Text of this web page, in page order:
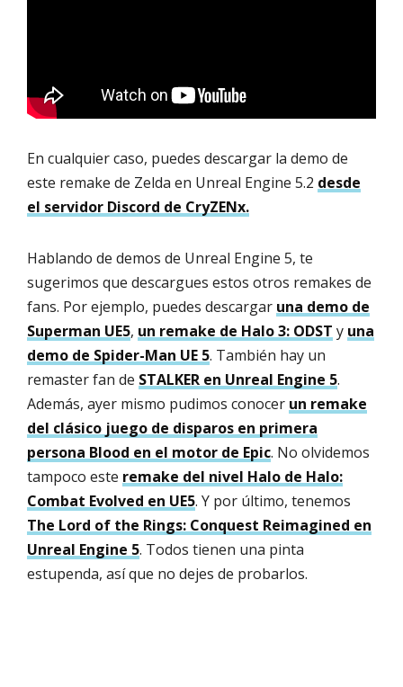
En cualquier caso, puedes descargar la demo de
este remake de Zelda en Unreal Engine 5.2 desde
el servidor Discord de CryZENx.
Hablando de demos de Unreal Engine 5, te
sugerimos que descargues estos otros remakes de
fans. Por ejemplo, puedes descargar una demo de
Superman UE5, un remake de Halo 3: ODST y una
demo de Spider-Man UE 5. También hay un
remaster fan de STALKER en Unreal Engine 5.
Además, ayer mismo pudimos conocer un remake
del clásico juego de disparos en primera
persona Blood en el motor de Epic. No olvidemos
tampoco este remake del nivel Halo de Halo:
Combat Evolved en UE5. Y por último, tenemos
The Lord of the Rings: Conquest Reimagined en
Unreal Engine 5. Todos tienen una pinta
estupenda, así que no dejes de probarlos.